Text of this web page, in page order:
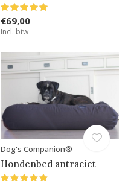
€69,00
Incl. btw
Dog's Companion®
Hondenbed antraciet